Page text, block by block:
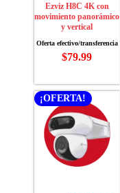
Ezviz H8C 4K con
movimiento panorámico
y vertical
$79.99
¡OFERTA!